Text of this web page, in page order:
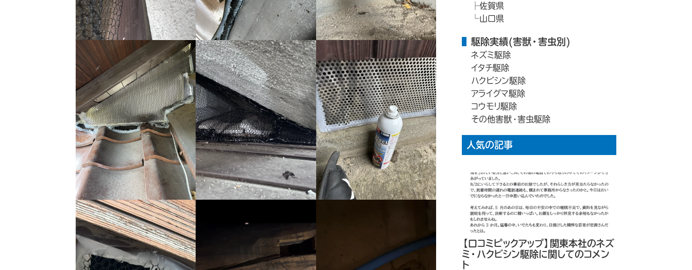
佐賀県
山口県
駆除実績(害獣・害虫別)
ネズミ駆除
イタチ駆除
ハクビシン駆除
アライグマ駆除
コウモリ駆除
その他害獣・害虫駆除
人気の記事
【口コミピックアップ】関東本社のネズ
ミ・ハクビシン駆除に関してのコメン
ト